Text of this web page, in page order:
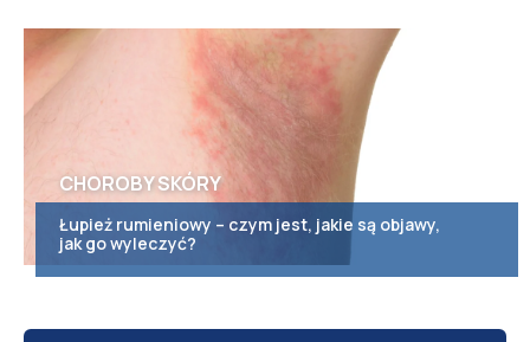
CHOROBY SKÓRY
Łupież rumieniowy – czym jest, jakie są objawy,
jak go wyleczyć?